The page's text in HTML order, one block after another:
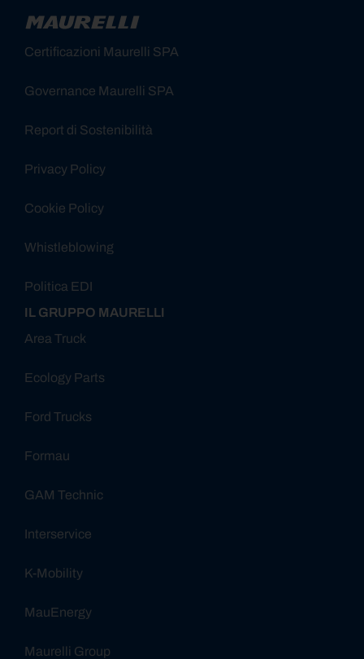
Certificazioni Maurelli SPA
Governance Maurelli SPA
Report di Sostenibilità
Privacy Policy
Cookie Policy
Whistleblowing
Politica EDI
IL GRUPPO MAURELLI
Area Truck
Ecology Parts
Ford Trucks
Formau
GAM Technic
Interservice
K-Mobility
MauEnergy
Maurelli Group